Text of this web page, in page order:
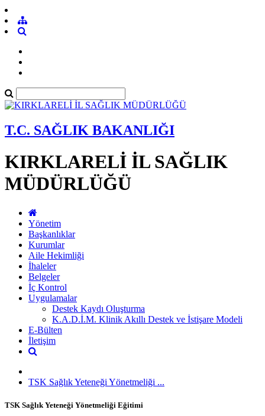
T.C. SAĞLIK BAKANLIĞI
KIRKLARELİ İL SAĞLIK
MÜDÜRLÜĞÜ
Yönetim
Başkanlıklar
Kurumlar
Aile Hekimliği
İhaleler
Belgeler
İç Kontrol
Uygulamalar
Destek Kaydı Oluşturma
K.A.D.İ.M. Klinik Akıllı Destek ve İstişare Modeli
E-Bülten
İletişim
TSK Sağlık Yeteneği Yönetmeliği ...
TSK Sağlık Yeteneği Yönetmeliği Eğitimi